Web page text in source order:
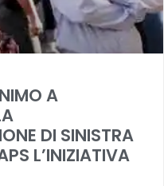
A
DI SINISTRA
L’INIZIATIVA